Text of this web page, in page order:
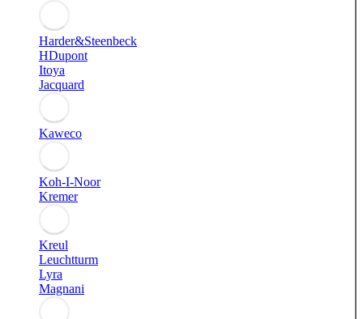
Harder&Steenbeck
HDupont
Itoya
Jacquard
Kaweco
Koh-I-Noor
Kremer
Kreul
Leuchtturm
Lyra
Magnani